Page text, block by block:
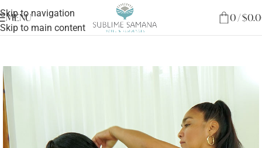
Skip to navigation
Skip to main content
MENU 0/$